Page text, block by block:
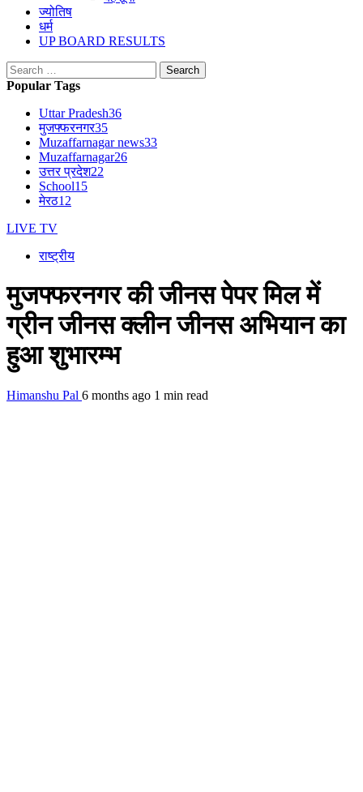
ज्योतिष
धर्म
UP BOARD RESULTS
Search
for:
Popular Tags
Uttar Pradesh36
मुजफ्फरनगर35
Muzaffarnagar news33
Muzaffarnagar26
उत्तर प्रदेश22
School15
मेरठ12
LIVE TV
राष्ट्रीय
मुजफ्फरनगर की जीनस पेपर मिल में
ग्रीन जीनस क्लीन जीनस अभियान का
हुआ शुभारम्भ
Himanshu Pal 6 months ago 1 min read